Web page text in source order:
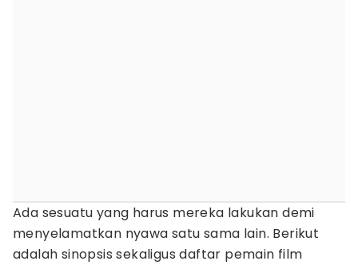
Ada sesuatu yang harus mereka lakukan demi
menyelamatkan nyawa satu sama lain. Berikut
adalah sinopsis sekaligus daftar pemain film